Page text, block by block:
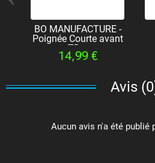
BO MANUFACTURE -
Poignée Courte avant
TD...
14,99 €
Avis
Aucun avis n'a été publié